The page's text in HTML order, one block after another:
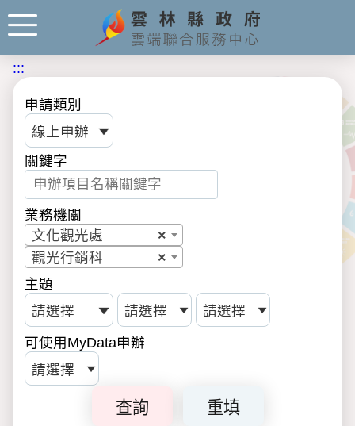
:::
申請類別
關鍵字
業務機關
×
文化觀光處
×
觀光行銷科
主題
可使用MyData申辦
查詢 重填